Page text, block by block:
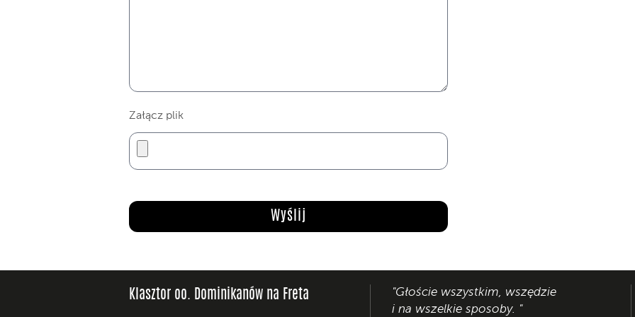
Załącz plik
Klasztor oo. Dominikanów na Freta
"Głoście wszystkim, wszędzie
i na wszelkie sposoby. "